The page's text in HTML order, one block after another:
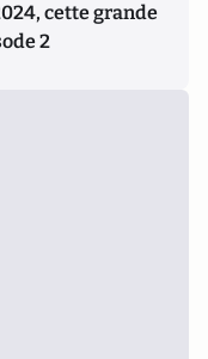
cette grande
2